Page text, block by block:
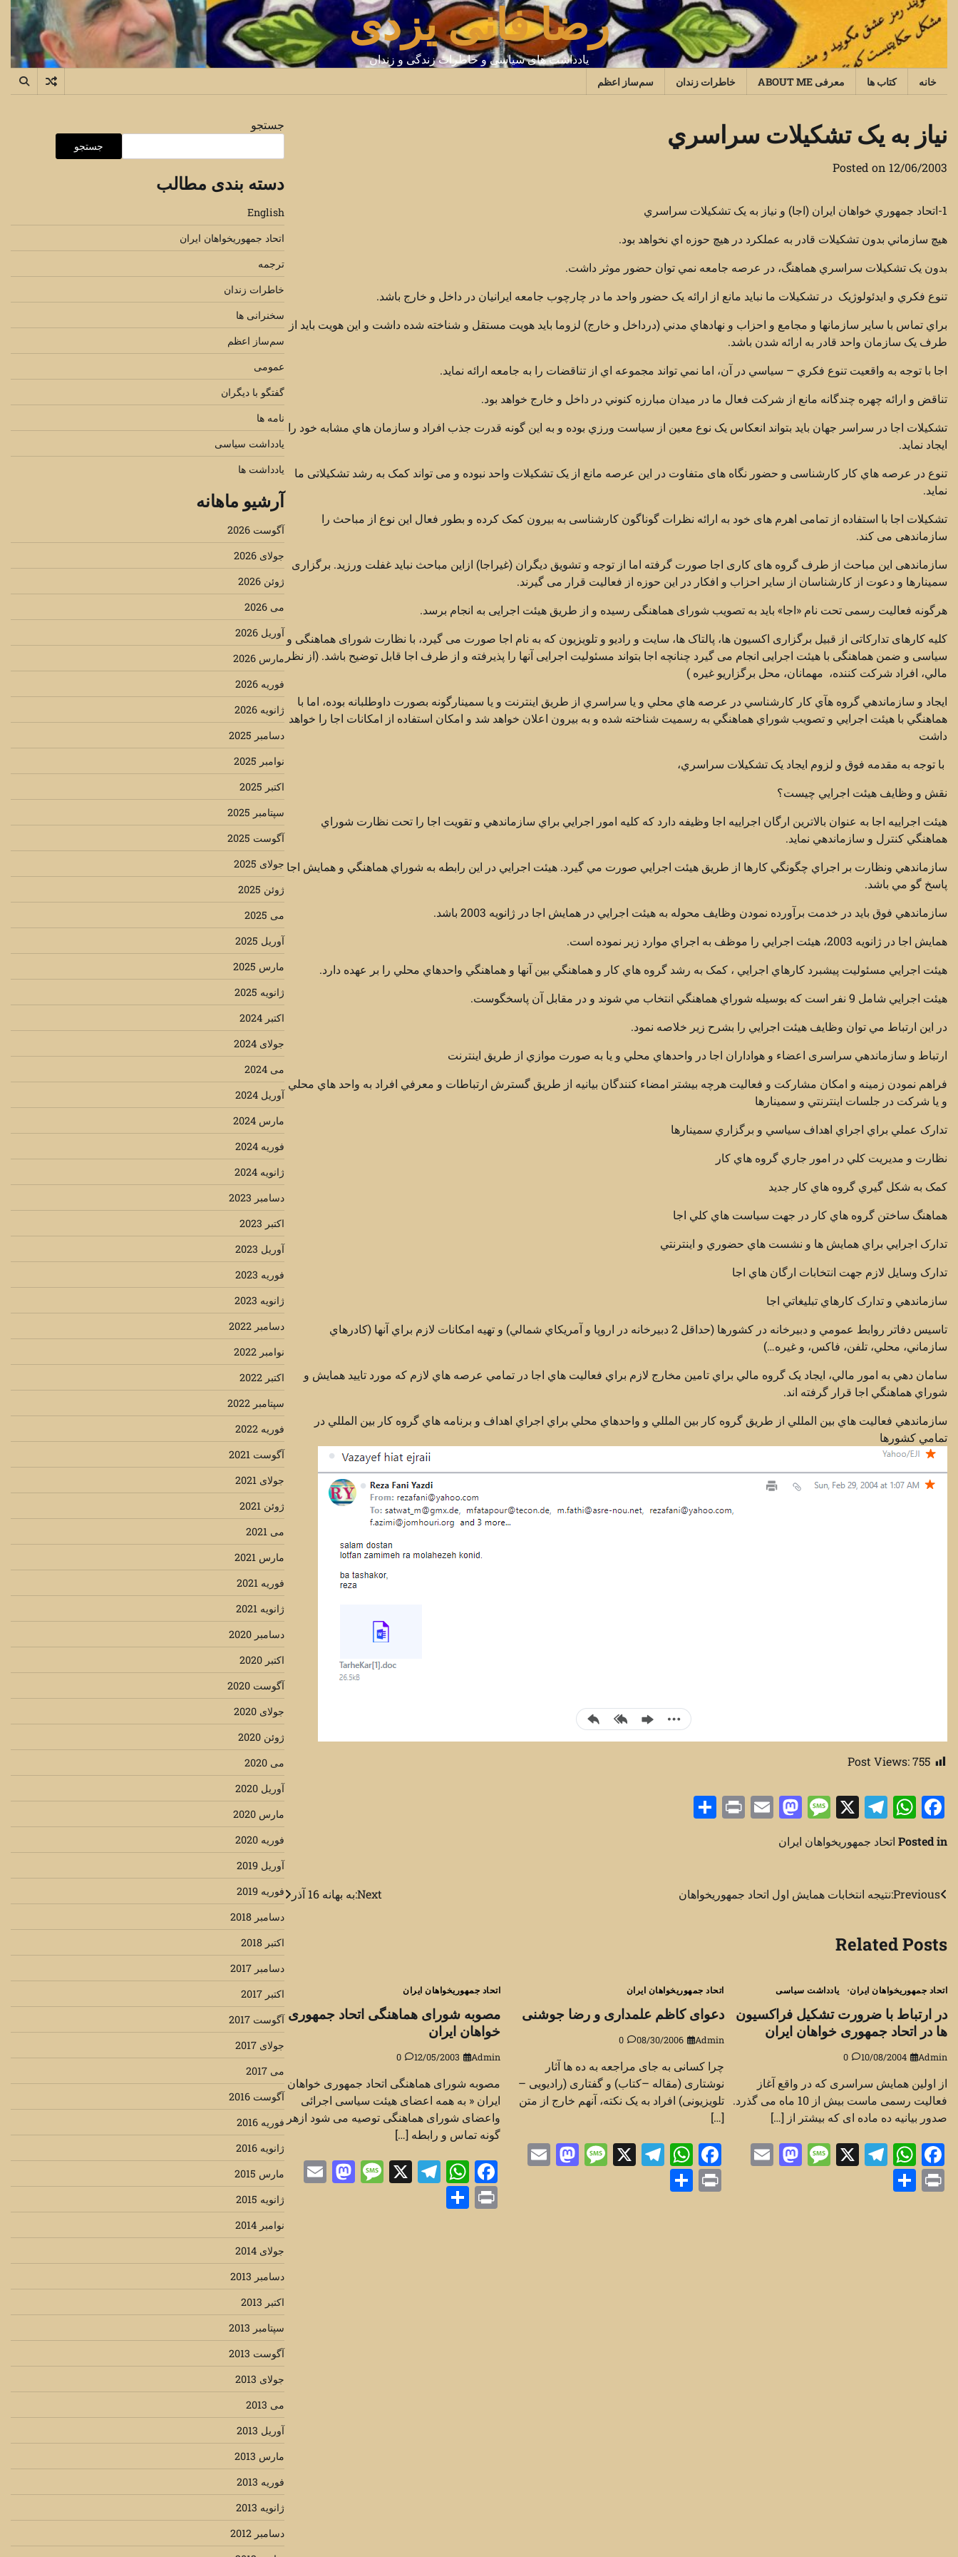
content
رضا فانی یزدی
یادداشت های سیاسی و خاطرات زندگی و زندان
خانه کتاب ها معرفی ABOUT ME خاطرات زندان سم‌ساز اعظم
نياز به يک تشکيلات سراسري
Posted on 12/06/2003
1-اتحاد جمهوري خواهان ايران (اجا) و نياز به يک تشکيلات سراسري
هيچ سازماني بدون تشکیلات قادر به عملکرد در هيچ حوزه اي نخواهد بود.
بدون يک تشکيلات سراسري هماهنگ، در عرصه جامعه نمي توان حضور موثر داشت.
تنوع فکري و ايدئولوژيک در تشکيلات ما نبايد مانع از ارائه يک حضور واحد ما در چارچوب جامعه ايرانيان در داخل و خارج باشد.
براي تماس با ساير سازمانها و مجامع و احزاب و نهادهاي مدني (درداخل و خارج) لزوما بايد هويت مستقل و شناخته شده داشت و اين هويت بايد از
طرف يک سازمان واحد قادر به ارائه شدن باشد.
اجا با توجه به واقعيت تنوع فکري – سياسي در آن، اما نمي تواند مجموعه اي از تناقضات را به جامعه ارائه نمايد.
تناقض و ارائه چهره چندگانه مانع از شرکت فعال ما در ميدان مبارزه کنوني در داخل و خارج خواهد بود.
تشکيلات اجا در سراسر جهان بايد بتواند انعکاس يک نوع معين از سياست ورزي بوده و به این گونه قدرت جذب افراد و سازمان هاي مشابه خود را
ایجاد نماید.
تنوع در عرصه هاي کار کارشناسی و حضور نگاه های متفاوت در این عرصه مانع از یک تشکیلات واحد نبوده و می تواند کمک به رشد تشکیلاتی ما
نماید.
تشکیلات اجا با استفاده از تمامی اهرم های خود به ارائه نظرات گوناگون کارشناسی به بیرون کمک کرده و بطور فعال این نوع از مباحث را
سازماندهی می کند.
سازماندهی این مباحث از طرف گروه های کاری اجا صورت گرفته اما از توجه و تشویق دیگران (غیراجا) ازاین مباحث نباید غفلت ورزید. برگزاری
سمینارها و دعوت از کارشناسان از سایر احزاب و افکار در این حوزه از فعالیت قرار می گیرند.
هرگونه فعالیت رسمی تحت نام «اجا» باید به تصویب شورای هماهنگی رسیده و از طریق هیئت اجرایی به انجام برسد.
کلیه کارهای تدارکاتی از قبیل برگزاری اکسیون ها، پالتاک ها، سایت و رادیو و تلویزیون که به نام اجا صورت می گیرد، با نظارت شورای هماهنگی و
سیاسی و ضمن هماهنگی با هیئت اجرایی انجام می گیرد چنانچه اجا بتواند مسئولیت اجرایی آنها را پذیرفته و از طرف اجا قابل توضیح باشد. (از نظر
مالي، افراد شرکت کننده، مهمانان، محل برگزاريو غيره )
ايجاد و سازماندهي گروه هآي کار کارشناسي در عرصه هاي محلي و يا سراسري از طريق اينترنت و يا سمینارگونه بصورت داوطلبانه بوده، اما با
هماهنگي با هيئت اجرايي و تصويب شوراي هماهنگي به رسميت شناخته شده و به بيرون اعلان خواهد شد و امکان استفاده از امکانات اجا را خواهد
داشت
با توجه به مقدمه فوق و لزوم ايجاد يک تشکيلات سراسري،
نقش و وظايف هيئت اجرايي چيست؟
هيئت اجرايیه اجا به عنوان بالاترين ارگان اجراييه اجا وظيفه دارد که کليه امور اجرايي براي سازماندهي و تقويت اجا را تحت نظارت شوراي
هماهنگي کنترل و سازماندهي نمايد.
سازماندهي ونظارت بر اجراي چگونگي کارها از طريق هيئت اجرايي صورت مي گيرد. هيئت اجرايي در اين رابطه به شوراي هماهنگي و همايش اجا
پاسخ گو مي باشد.
سازماندهي فوق بايد در خدمت برآورده نمودن وظايف محوله به هيئت اجرايي در همايش اجا در ژانويه 2003 باشد.
همايش اجا در ژانويه 2003، هيئت اجرايي را موظف به اجراي موارد زير نموده است.
هيئت اجرايي مسئوليت پيشبرد کارهاي اجرايي ، کمک به رشد گروه هاي کار و هماهنگي بين آنها و هماهنگي واحدهاي محلي را بر عهده دارد.
هيئت اجرايي شامل 9 نفر است که بوسيله شوراي هماهنگي انتخاب مي شوند و در مقابل آن پاسخگوست.
در اين ارتباط مي توان وظايف هيئت اجرايي را بشرح زير خلاصه نمود.
ارتباط و سازماندهي سراسری اعضاء و هواداران اجا در واحدهاي محلي و یا به صورت موازي از طريق اينترنت
فراهم نمودن زمينه و امکان مشارکت و فعاليت هرچه بيشتر امضاء کنندگان بيانيه از طريق گسترش ارتباطات و معرفي افراد به واحد هاي محلي
و يا شرکت در جلسات اينترنتي و سمينارها
تدارک عملي براي اجراي اهداف سياسي و برگزاري سمينارها
نظارت و مديريت کلي در امور جاري گروه هاي کار
کمک به شکل گيري گروه هاي کار جديد
هماهنگ ساختن گروه هاي کار در جهت سياست هاي کلي اجا
تدارک اجرايي براي همايش ها و نشست هاي حضوري و اينترنتي
تدارک وسايل لازم جهت انتخابات ارگان هاي اجا
سازماندهي و تدارک کارهاي تبليغاتي اجا
تاسيس دفاتر روابط عمومي و دبيرخانه در کشورها (حداقل 2 دبيرخانه در اروپا و آمريکاي شمالي) و تهيه امکانات لازم براي آنها (کادرهاي
سازماني، محلي، تلفن، فاکس، و غيره…)
سامان دهي به امور مالي، ايجاد يک گروه مالي براي تامين مخارج لازم براي فعاليت هاي اجا در تمامي عرصه هاي لازم که مورد تاييد همايش و
شوراي هماهنگي اجا قرار گرفته اند.
سازماندهي فعاليت هاي بين المللي از طريق گروه کار بين المللي و واحدهاي محلي براي اجراي اهداف و برنامه هاي گروه کار بين المللي در
تمامي کشورها
Post Views:755
Facebook
WhatsApp
Telegram
X
Message
Mastodon
Email
Print
Posted in اتحاد جمهوریخواهان ایران
راهبری
Previous:نتیجه انتخابات همایش اول اتحاد جمهوریخواهان Next:به بهانه 16 آذر
Related Posts
اتحاد جمهوریخواهان ایران یادداشت سیاسی
در ارتباط با ضرورت تشکیل فراکسیون
ها در اتحاد جمهوری خواهان ایران
Admin
10/08/2004
0
از اولین همایش سراسری که در واقع آغاز
فعالیت رسمی ماست بیش از 10 ماه می گذرد.
صدور بیانیه ده ماده ای که بیشتر از […]
Facebook
WhatsApp
Telegram
X
Message
Mastodon
Email
Print
اتحاد جمهوریخواهان ایران
دعوای کاظم علمداری و رضا جوشنی
Admin
08/30/2006
0
چرا کسانی به جای مراجعه به ده ها آثار
نوشتاری (مقاله –کتاب) و گفتاری (رادیویی –
تلویزیونی) افراد به یک نکته، آنهم خارج از متن
[…]
Facebook
WhatsApp
Telegram
X
Message
Mastodon
Email
Print
اتحاد جمهوریخواهان ایران
مصوبه شورای هماهنگی اتحاد جمهوری
خواهان ایران
Admin
12/05/2003
0
مصوبه شورای هماهنگی اتحاد جمهوری خواهان
ایران « به همه اعضای هیئت سیاسی اجرائی
واعضای شورای هماهنگی توصیه می شود ازهر
گونه تماس و رابطه […]
Facebook
WhatsApp
Telegram
X
Message
Mastodon
Email
Print
Share
جستجو
جستجو
دسته بندی مطالب
English
اتحاد جمهوریخواهان ایران
ترجمه
خاطرات زندان
سخنرانی ها
سم‌ساز اعظم
عمومی
گفتگو با دیگران
نامه ها
یادداشت سیاسی
یادداشت ها
آرشیو ماهانه
آگوست 2026
جولای 2026
ژوئن 2026
می 2026
آوریل 2026
مارس 2026
فوریه 2026
ژانویه 2026
دسامبر 2025
نوامبر 2025
اکتبر 2025
سپتامبر 2025
آگوست 2025
جولای 2025
ژوئن 2025
می 2025
آوریل 2025
مارس 2025
ژانویه 2025
اکتبر 2024
جولای 2024
می 2024
آوریل 2024
مارس 2024
فوریه 2024
ژانویه 2024
دسامبر 2023
اکتبر 2023
آوریل 2023
فوریه 2023
ژانویه 2023
دسامبر 2022
نوامبر 2022
اکتبر 2022
سپتامبر 2022
فوریه 2022
آگوست 2021
جولای 2021
ژوئن 2021
می 2021
مارس 2021
فوریه 2021
ژانویه 2021
دسامبر 2020
اکتبر 2020
آگوست 2020
جولای 2020
ژوئن 2020
می 2020
آوریل 2020
مارس 2020
فوریه 2020
آوریل 2019
فوریه 2019
دسامبر 2018
اکتبر 2018
دسامبر 2017
اکتبر 2017
آگوست 2017
جولای 2017
می 2017
آگوست 2016
فوریه 2016
ژانویه 2016
مارس 2015
ژانویه 2015
نوامبر 2014
جولای 2014
دسامبر 2013
اکتبر 2013
سپتامبر 2013
آگوست 2013
جولای 2013
می 2013
آوریل 2013
مارس 2013
فوریه 2013
ژانویه 2013
دسامبر 2012